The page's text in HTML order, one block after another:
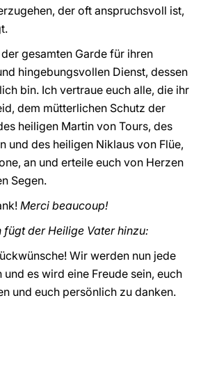
der oft anspruchsvoll ist,
gesamten Garde für ihren
hingebungsvollen Dienst, dessen
bin. Ich vertraue euch alle, die ihr
dem mütterlichen Schutz der
heiligen Martin von Tours, des
und des heiligen Niklaus von Flüe,
an und erteile euch von Herzen
Segen.
Merci beaucoup!
fügt der Heilige Vater hinzu:
Wir werden nun jede
und es wird eine Freude sein, euch
und euch persönlich zu danken.